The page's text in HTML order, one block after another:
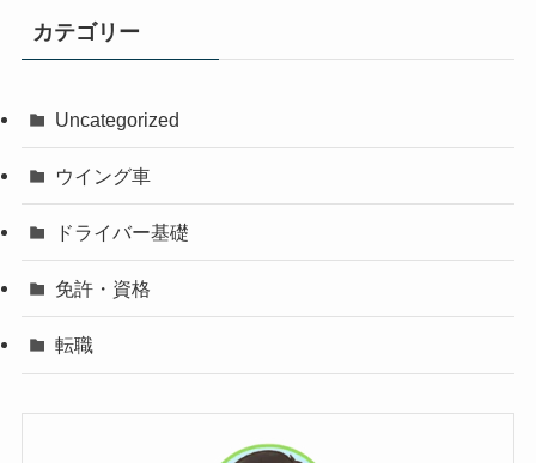
カテゴリー
Uncategorized
ウイング車
ドライバー基礎
免許・資格
転職